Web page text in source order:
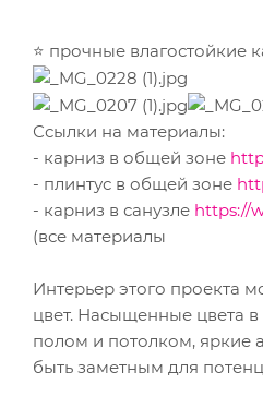
⭐️ прочные влагостойкие
Ссылки на материалы:
- карниз в общей зоне
- плинтус в общей зоне
- карниз в санузле https://
(все материалы
Интерьер этого проекта
цвет. Насыщенные цвета
полом и потолком, яркие
быть заметным для